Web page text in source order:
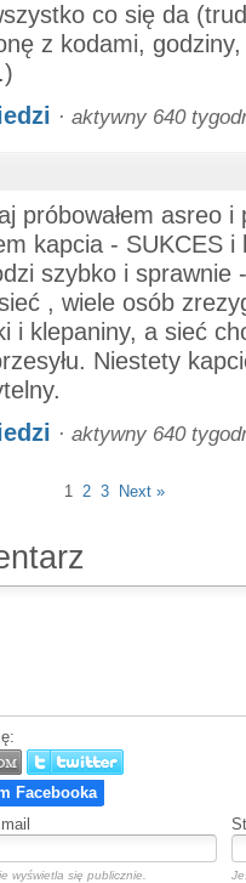
co się da
z kodami,
· aktywny 640
próbowałem asreo i
kapcia - SUKCES i
szybko i sprawnie
, wiele osób
i klepaniny, a sieć
Niestety
· aktywny 640
1 2 3 Next »
wyświetla się publicznie.